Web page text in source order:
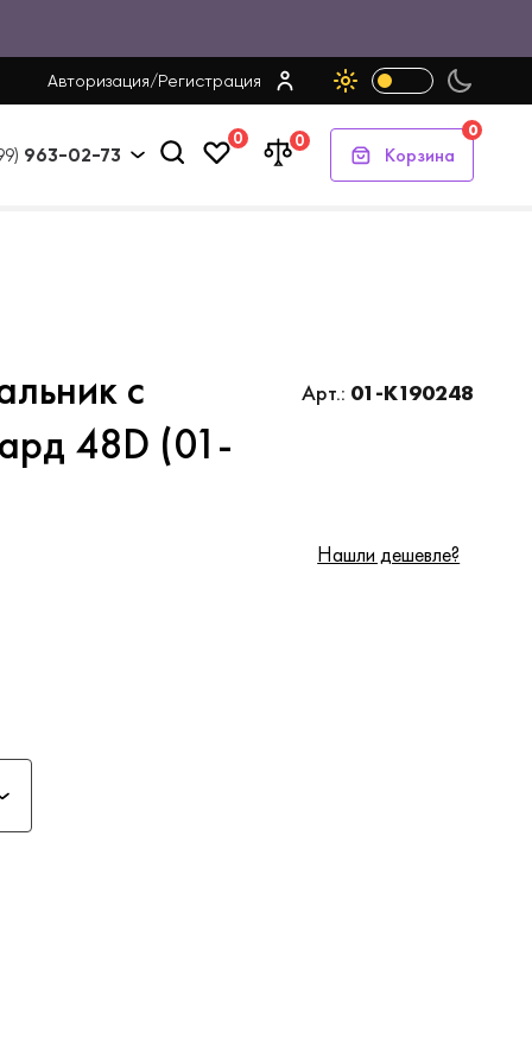
Авторизация/Регистрация
963-02-73
0 0
Корзина
0
с
48D (01-
Арт.: 01-K190248
Нашли дешевле?